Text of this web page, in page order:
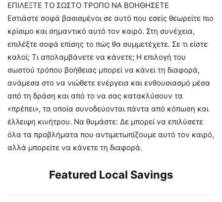
ΕΠΙΛΕΞΤΕ ΤΟ ΣΩΣΤΟ ΤΡΟΠΟ ΝΑ ΒΟΗΘΗΣΕΤΕ
Εστιάστε σοφά βασισμένοι σε αυτό που εσείς θεωρείτε πιο
κρίσιμο και σημαντικό αυτό τον καιρό. Στη συνέχεια,
επιλέξτε σοφά επίσης το πώς θα συμμετέχετε. Σε τι είστε
καλοί; Τι απολαμβάνετε να κάνετε; Η επιλογή του
σωστού τρόπου βοήθειας μπορεί να κάνει τη διαφορά,
ανάμεσα στο να νιώθετε ενέργεια και ενθουσιασμό μέσα
από τη δράση και από το να σας κατακλύσουν τα
«πρέπει», τα οποία συνοδεύονται πάντα από κόπωση και
έλλειψη κινήτρου. Να θυμάστε: Δε μπορεί να επιλύσετε
όλα τα προβλήματα που αντιμετωπίζουμε αυτό τον καιρό,
αλλά μπορείτε να κάνετε τη διαφορά.
Featured Local Savings